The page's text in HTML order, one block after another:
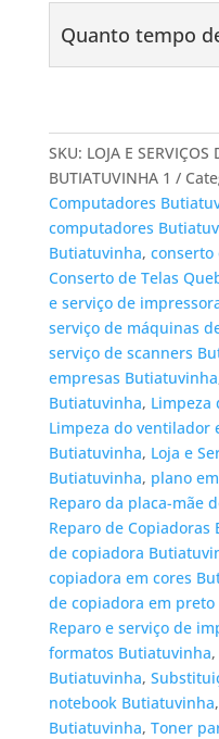
Quanto tempo
SKU: LOJA E
BUTIATUVINHA 1
Computadores
computadores
Butiatuvinha, conserto
Conserto de Telas
e serviço de
serviço de máquinas
serviço de scanners
empresas Butiatuvinha
Butiatuvinha, Limpeza
Limpeza do ventilador
Butiatuvinha, Loja e
Butiatuvinha, plano
Reparo da placa-mãe
Reparo de Copiadoras
de copiadora
copiadora em cores
de copiadora em
Reparo e serviço de
formatos Butiatuvinha,
Butiatuvinha,
notebook Butiatuvinha,
Butiatuvinha, Toner